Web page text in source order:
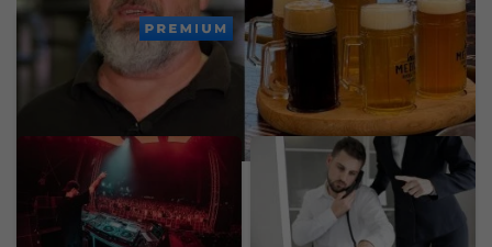
PREMIUM
Lovestream už nie je len
o hudbe. Prináša zóny,
kde si oddýchneš,
doplníš energiu a na
chvíľu „vypneš“
Jedna z najväčších
slovenských bánk dnes
mala problémy. Výpadok
zasiahol platby a ďalšie
služby